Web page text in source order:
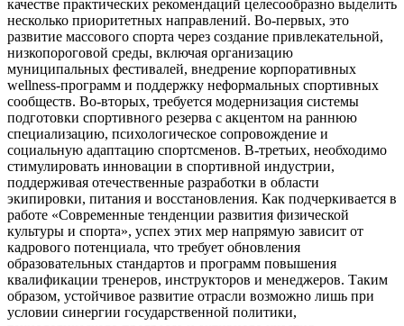
качестве практических рекомендаций целесообразно выделить
несколько приоритетных направлений. Во-первых, это
развитие массового спорта через создание привлекательной,
низкопороговой среды, включая организацию
муниципальных фестивалей, внедрение корпоративных
wellness-программ и поддержку неформальных спортивных
сообществ. Во-вторых, требуется модернизация системы
подготовки спортивного резерва с акцентом на раннюю
специализацию, психологическое сопровождение и
социальную адаптацию спортсменов. В-третьих, необходимо
стимулировать инновации в спортивной индустрии,
поддерживая отечественные разработки в области
экипировки, питания и восстановления. Как подчеркивается в
работе «Современные тенденции развития физической
культуры и спорта», успех этих мер напрямую зависит от
кадрового потенциала, что требует обновления
образовательных стандартов и программ повышения
квалификации тренеров, инструкторов и менеджеров. Таким
образом, устойчивое развитие отрасли возможно лишь при
условии синергии государственной политики,